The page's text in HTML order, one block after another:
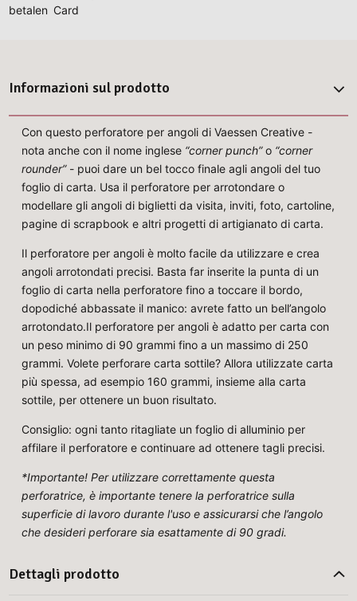
Informazioni sul prodotto
Con questo perforatore per angoli di Vaessen Creative -
nota anche con il nome inglese “corner punch”o “corner
rounder”- puoi dare un bel tocco finale agli angoli del tuo
foglio di carta. Usa il perforatore per arrotondare o
modellare gli angoli di biglietti da visita, inviti, foto, cartoline,
pagine di scrapbook e altri progetti di artigianato di carta.
Il perforatore per angoli è molto facile da utilizzare e crea
angoli arrotondati precisi. Basta far inserite la punta di un
foglio di carta nella perforatore fino a toccare il bordo,
dopodiché abbassate il manico: avrete fatto un bell’angolo
arrotondato.Il perforatore per angoli è adatto per carta con
un peso minimo di 90 grammi fino a un massimo di 250
grammi. Volete perforare carta sottile? Allora utilizzate carta
più spessa, ad esempio 160 grammi, insieme alla carta
sottile, per ottenere un buon risultato.
Consiglio: ogni tanto ritagliate un foglio di alluminio per
affilare il perforatore e continuare ad ottenere tagli precisi.
*Importante! Per utilizzare correttamente questa
perforatrice, è importante tenere la perforatrice sulla
superficie di lavoro durante l'uso e assicurarsi che l’angolo
che desideri perforare sia esattamente di 90 gradi.
Dettagli prodotto